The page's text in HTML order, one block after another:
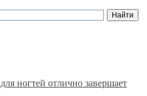
ногтей отлично завершает